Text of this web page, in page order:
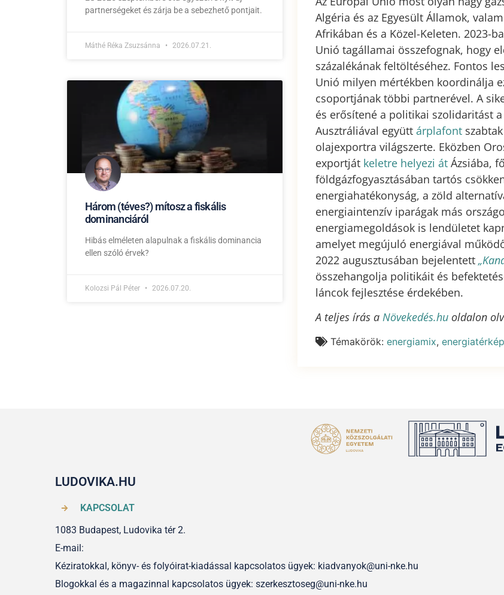
partnerségeket és zárja be a sebezhető pontjait.
Máthé Réka Zsuzsánna 2026.07.21.
Három (téves?) mítosz a fiskális
dominanciáról
Hibás elméleten alapulnak a fiskális dominancia
ellen szóló érvek?
Kolozsi Pál Péter 2026.07.20.
Algéria és az Egyesült Államok,
Afrikában és a Közel-Keleten. 2023-
Unió tagállamai összefognak, hogy
százalékának feltöltéséhez. Fontos
Unió milyen mértékben koordinálja
csoportjának többi partnerével. A
és erősítené a politikai szolidaritást
Ausztráliával együtt árplafont
olajexportra világszerte. Eközben
exportját keletre helyezi átÁzsiába,
földgázfogyasztásában tartós
energiahatékonyság, a zöld
energiaintenzív iparágak más
energiamegoldások is lendületet
amelyet megújuló energiával
2022 augusztusában bejelentett
összehangolja politikáit és
láncok fejlesztése érdekében.
A teljes írás a Növekedés.huoldalon
Témakörök: energiamix, energiatérkép
LUDOVIKA.HU
KAPCSOLAT
1083 Budapest, Ludovika tér 2.
E-mail:
Kéziratokkal, könyv- és folyóirat-kiadással kapcsolatos ügyek: kiadvanyok@uni-nke.hu
Blogokkal és a magazinnal kapcsolatos ügyek: szerkesztoseg@uni-nke.hu